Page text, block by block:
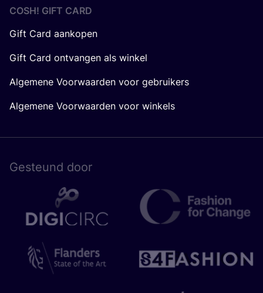
COSH! GIFT CARD
Gift Card aankopen
Gift Card ontvangen als winkel
Algemene Voorwaarden voor gebruikers
Algemene Voorwaarden voor winkels
Gesteund door